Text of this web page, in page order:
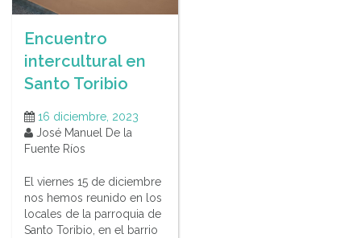
Encuentro
intercultural en
Santo Toribio
16 diciembre, 2023
José Manuel De la
Fuente Ríos
El viernes 15 de diciembre
nos hemos reunido en los
locales de la parroquia de
Santo Toribio, en el barrio